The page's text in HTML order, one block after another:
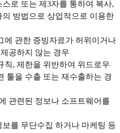
로 또는 제3자를 통하여 복사,
방법으로 상업적으로 이용한
관한 증빙자료가 허위이거나
공하지 않는 경우
, 제한을 위반하여 위드로우
툴을 수출 또는 재수출하는 경
관련된 정보나 소프트웨어를
를 무단수집 하거나 마케팅 등